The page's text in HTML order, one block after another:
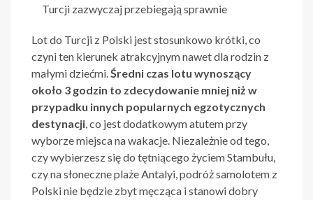
Turcji zazwyczaj przebiegają sprawnie
Lot do Turcji z Polski jest stosunkowo krótki, co
czyni ten kierunek atrakcyjnym nawet dla rodzin z
małymi dziećmi.Średni czas lotu wynoszący
około 3 godzin to zdecydowanie mniej niż w
przypadku innych popularnych egzotycznych
destynacji, co jest dodatkowym atutem przy
wyborze miejsca na wakacje. Niezależnie od tego,
czy wybierzesz się do tętniącego życiem Stambułu,
czy na słoneczne plaże Antalyi, podróż samolotem z
Polski nie będzie zbyt męcząca i stanowi dobry